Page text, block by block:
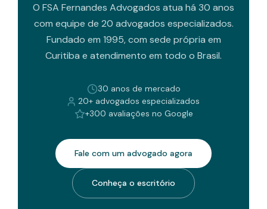
O FSA Fernandes Advogados atua há 30 anos
com equipe de 20 advogados especializados.
Fundado em 1995, com sede própria em
Curitiba e atendimento em todo o Brasil.
30 anos de mercado
20+ advogados especializados
+300 avaliações no Google
Fale com um advogado agora
Conheça o escritório